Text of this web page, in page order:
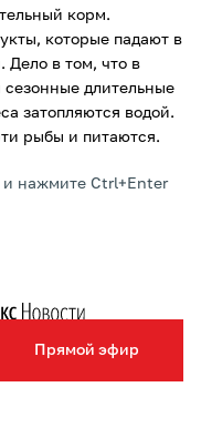
Прямой эфир
корм.
которые падают в
Дело в том, что в
сезонные длительные
затопляются водой.
рыбы и питаются.
и нажмите Ctrl+Enter